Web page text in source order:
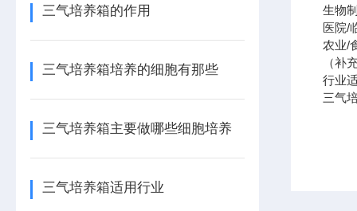
三气培养箱的作用
三气培养箱培养的细胞有那些
三气培养箱主要做哪些细胞培养
三气培养箱适用行业
生物
医院/
农业/
（补
行业
三气